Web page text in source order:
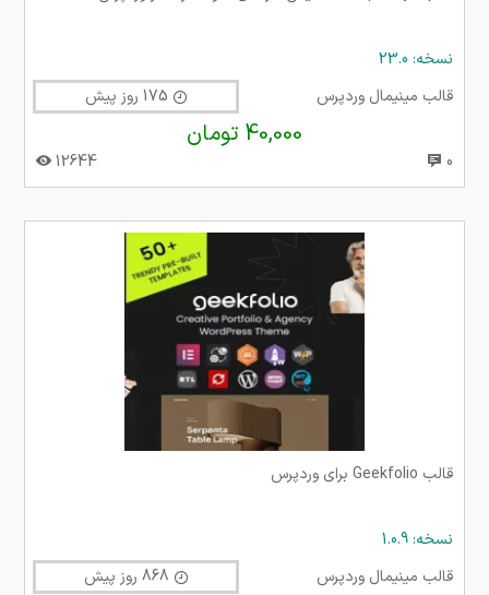
نسخه: 23.0
قالب مینیمال وردپرس
40,000 تومان
0
12644
قالب Geekfolio برای وردپرس
نسخه: 1.0.9
قالب مینیمال وردپرس